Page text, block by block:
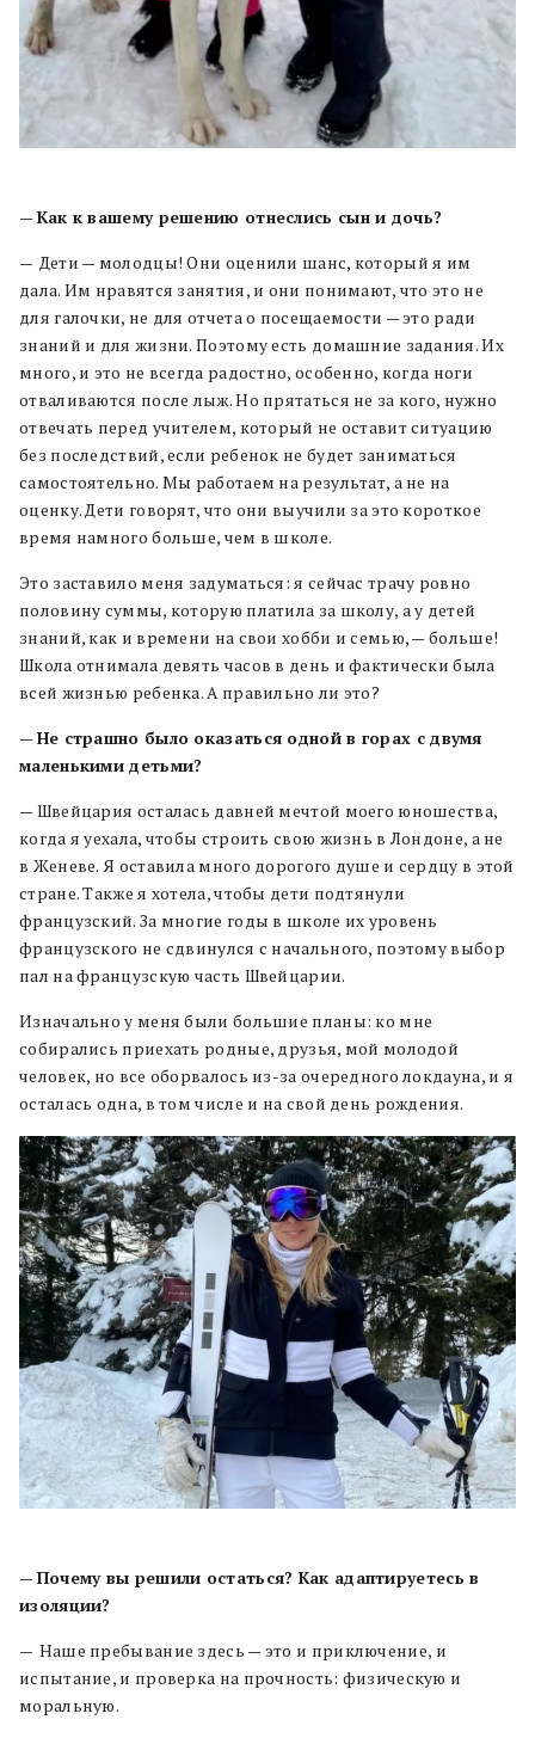
—Как к вашему решению отнеслись сын и дочь?
— Дети — молодцы! Они оценили шанс, который я им
дала. Им нравятся занятия, и они понимают, что это не
для галочки, не для отчета о посещаемости — это ради
знаний и для жизни. Поэтому есть домашние задания. Их
много, и это не всегда радостно, особенно, когда ноги
отваливаются после лыж. Но прятаться не за кого, нужно
отвечать перед учителем, который не оставит ситуацию
без последствий, если ребенок не будет заниматься
самостоятельно. Мы работаем на результат, а не на
оценку. Дети говорят, что они выучили за это короткое
время намного больше, чем в школе.
Это заставило меня задуматься: я сейчас трачу ровно
половину суммы, которую платила за школу, а у детей
знаний, как и времени на свои хобби и семью, — больше!
Школа отнимала девять часов в день и фактически была
всей жизнью ребенка. А правильно ли это?
—Не страшно было оказаться одной в горах с двумя
маленькими детьми?
— Швейцария осталась давней мечтой моего юношества,
когда я уехала, чтобы строить свою жизнь в Лондоне, а не
в Женеве. Я оставила много дорогого душе и сердцу в этой
стране. Также я хотела, чтобы дети подтянули
французский. За многие годы в школе их уровень
французского не сдвинулся с начального, поэтому выбор
пал на французскую часть Швейцарии.
Изначально у меня были большие планы: ко мне
собирались приехать родные, друзья, мой молодой
человек, но все оборвалось из-за очередного локдауна, и я
осталась одна, в том числе и на свой день рождения.
—Почему вы решили остаться? Как адаптируетесь в
изоляции?
— Наше пребывание здесь — это и приключение, и
испытание, и проверка на прочность: физическую и
моральную.